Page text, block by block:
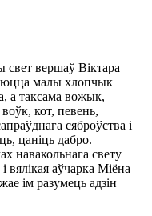
вершаў Віктара
малы хлопчык
а таксама вожык,
воўк, кот, певень,
сяброўства і
цаніць дабро.
навакольнага свету
вялікая аўчарка Міёна
ім разумець адзін